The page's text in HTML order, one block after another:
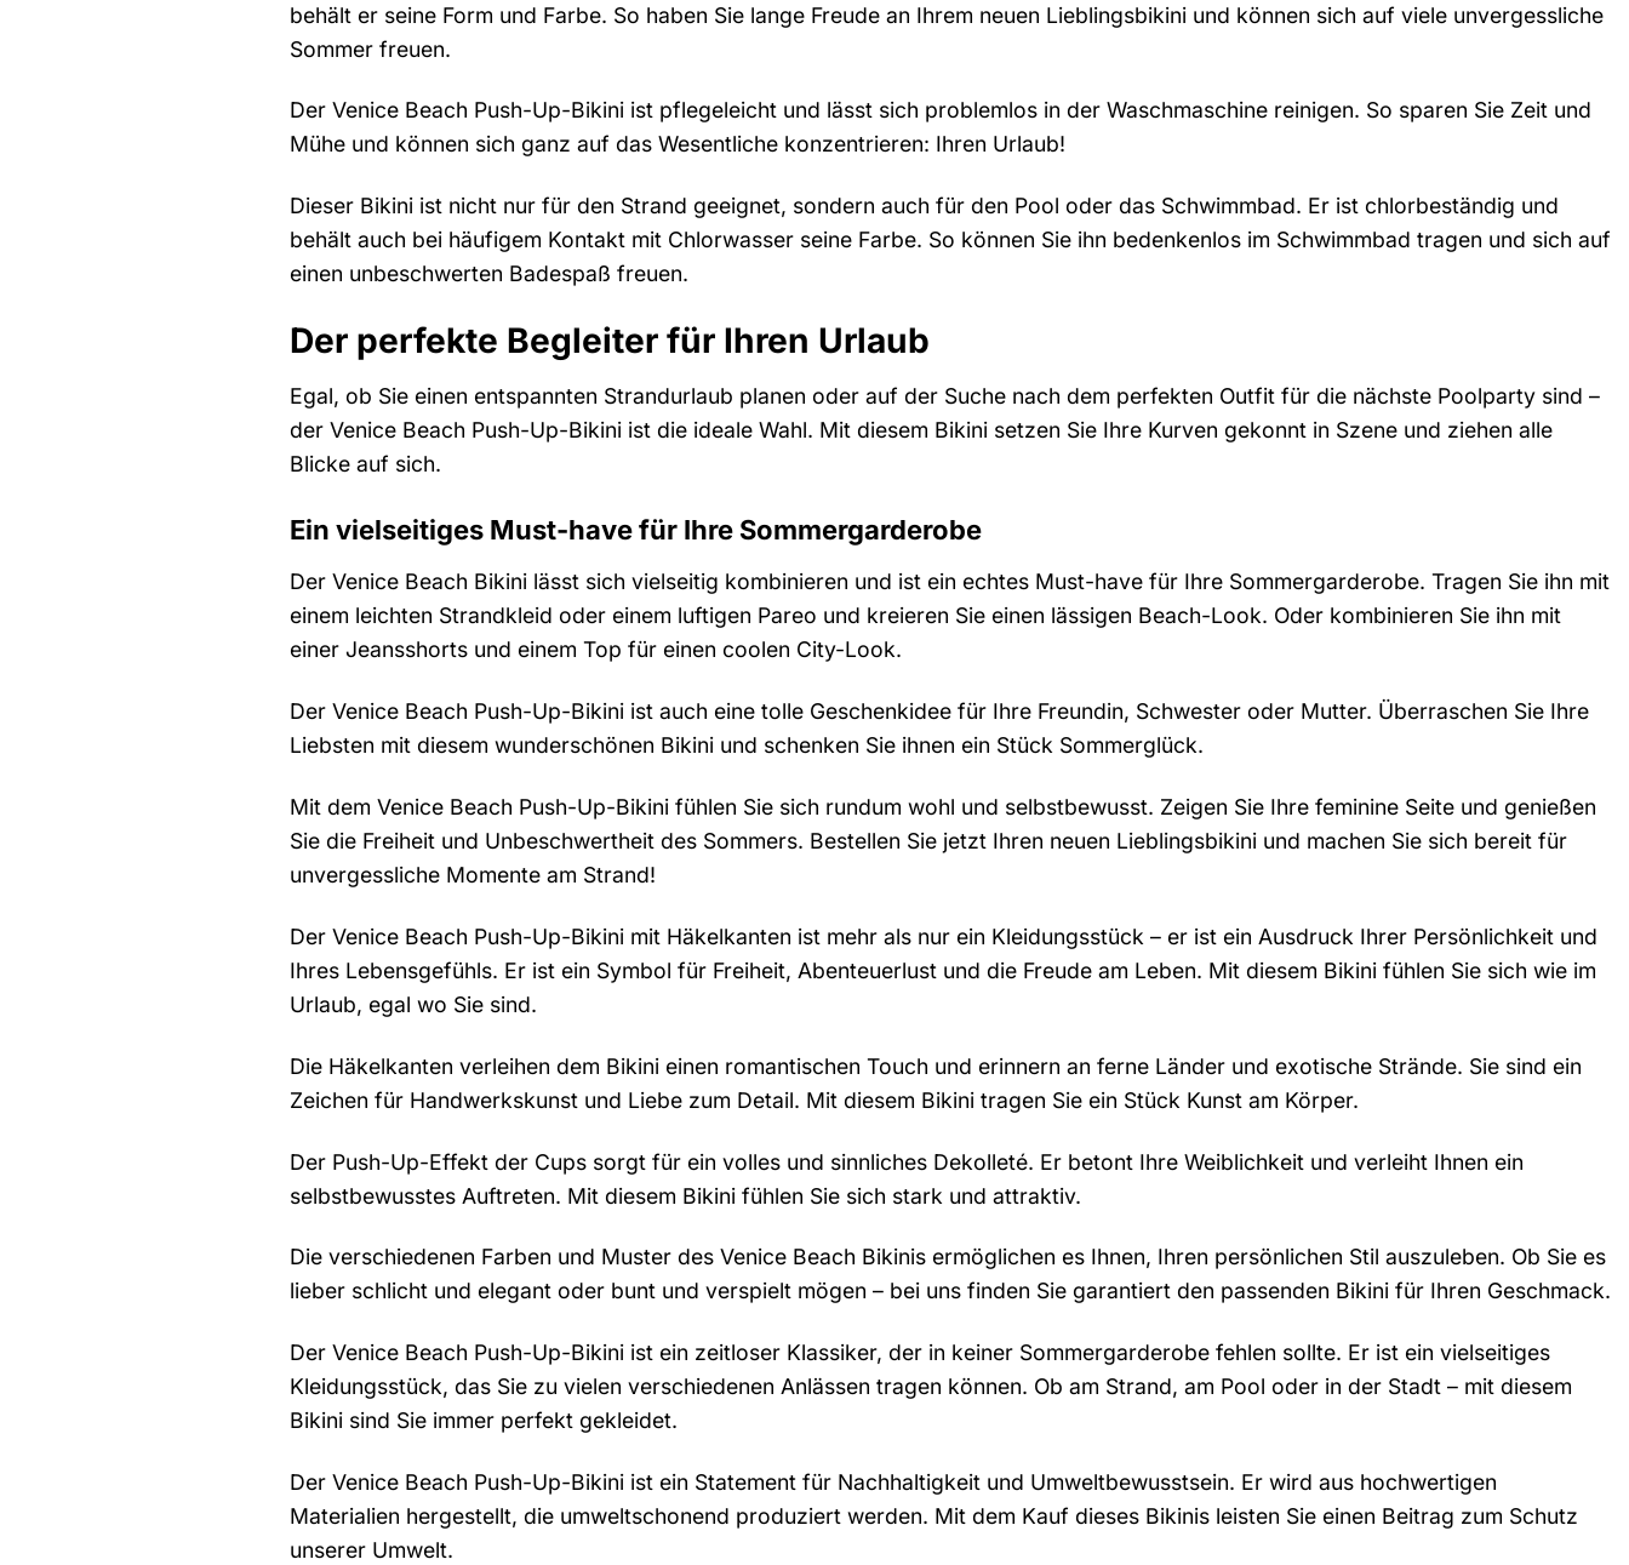
behält er seine Form und Farbe. So haben Sie lange Freude an Ihrem neuen Lieblingsbikini und können sich auf viele unvergessliche
Sommer freuen.
Der Venice Beach Push-Up-Bikini ist pflegeleicht und lässt sich problemlos in der Waschmaschine reinigen. So sparen Sie Zeit und
Mühe und können sich ganz auf das Wesentliche konzentrieren: Ihren Urlaub!
Dieser Bikini ist nicht nur für den Strand geeignet, sondern auch für den Pool oder das Schwimmbad. Er ist chlorbeständig und
behält auch bei häufigem Kontakt mit Chlorwasser seine Farbe. So können Sie ihn bedenkenlos im Schwimmbad tragen und sich auf
einen unbeschwerten Badespaß freuen.
Der perfekte Begleiter für Ihren Urlaub
Egal, ob Sie einen entspannten Strandurlaub planen oder auf der Suche nach dem perfekten Outfit für die nächste Poolparty sind –
der Venice Beach Push-Up-Bikini ist die ideale Wahl. Mit diesem Bikini setzen Sie Ihre Kurven gekonnt in Szene und ziehen alle
Blicke auf sich.
Ein vielseitiges Must-have für Ihre Sommergarderobe
Der Venice Beach Bikini lässt sich vielseitig kombinieren und ist ein echtes Must-have für Ihre Sommergarderobe. Tragen Sie ihn mit
einem leichten Strandkleid oder einem luftigen Pareo und kreieren Sie einen lässigen Beach-Look. Oder kombinieren Sie ihn mit
einer Jeansshorts und einem Top für einen coolen City-Look.
Der Venice Beach Push-Up-Bikini ist auch eine tolle Geschenkidee für Ihre Freundin, Schwester oder Mutter. Überraschen Sie Ihre
Liebsten mit diesem wunderschönen Bikini und schenken Sie ihnen ein Stück Sommerglück.
Mit dem Venice Beach Push-Up-Bikini fühlen Sie sich rundum wohl und selbstbewusst. Zeigen Sie Ihre feminine Seite und genießen
Sie die Freiheit und Unbeschwertheit des Sommers. Bestellen Sie jetzt Ihren neuen Lieblingsbikini und machen Sie sich bereit für
unvergessliche Momente am Strand!
Der Venice Beach Push-Up-Bikini mit Häkelkanten ist mehr als nur ein Kleidungsstück – er ist ein Ausdruck Ihrer Persönlichkeit und
Ihres Lebensgefühls. Er ist ein Symbol für Freiheit, Abenteuerlust und die Freude am Leben. Mit diesem Bikini fühlen Sie sich wie im
Urlaub, egal wo Sie sind.
Die Häkelkanten verleihen dem Bikini einen romantischen Touch und erinnern an ferne Länder und exotische Strände. Sie sind ein
Zeichen für Handwerkskunst und Liebe zum Detail. Mit diesem Bikini tragen Sie ein Stück Kunst am Körper.
Der Push-Up-Effekt der Cups sorgt für ein volles und sinnliches Dekolleté. Er betont Ihre Weiblichkeit und verleiht Ihnen ein
selbstbewusstes Auftreten. Mit diesem Bikini fühlen Sie sich stark und attraktiv.
Die verschiedenen Farben und Muster des Venice Beach Bikinis ermöglichen es Ihnen, Ihren persönlichen Stil auszuleben. Ob Sie es
lieber schlicht und elegant oder bunt und verspielt mögen – bei uns finden Sie garantiert den passenden Bikini für Ihren Geschmack.
Der Venice Beach Push-Up-Bikini ist ein zeitloser Klassiker, der in keiner Sommergarderobe fehlen sollte. Er ist ein vielseitiges
Kleidungsstück, das Sie zu vielen verschiedenen Anlässen tragen können. Ob am Strand, am Pool oder in der Stadt – mit diesem
Bikini sind Sie immer perfekt gekleidet.
Der Venice Beach Push-Up-Bikini ist ein Statement für Nachhaltigkeit und Umweltbewusstsein. Er wird aus hochwertigen
Materialien hergestellt, die umweltschonend produziert werden. Mit dem Kauf dieses Bikinis leisten Sie einen Beitrag zum Schutz
unserer Umwelt.